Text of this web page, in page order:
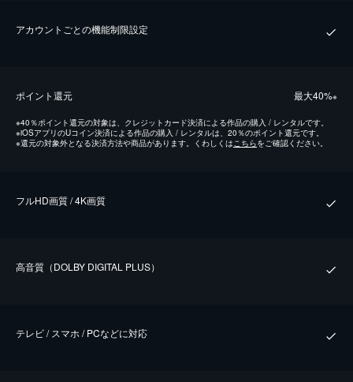
アカウントごとの機能制限設定
ポイント還元 最⼤40%※
※40％ポイント還元の対象は、クレジットカード決済による作品の購入 / レンタルです。
※iOSアプリのUコイン決済による作品の購入 / レンタルは、20％のポイント還元です。
※還元の対象外となる決済方法や商品があります。くわしくは こちらをご確認ください。
フルHD画質 / 4K画質
⾼⾳質（DOLBY DIGITAL PLUS）
テレビ / スマホ / PCなどに対応